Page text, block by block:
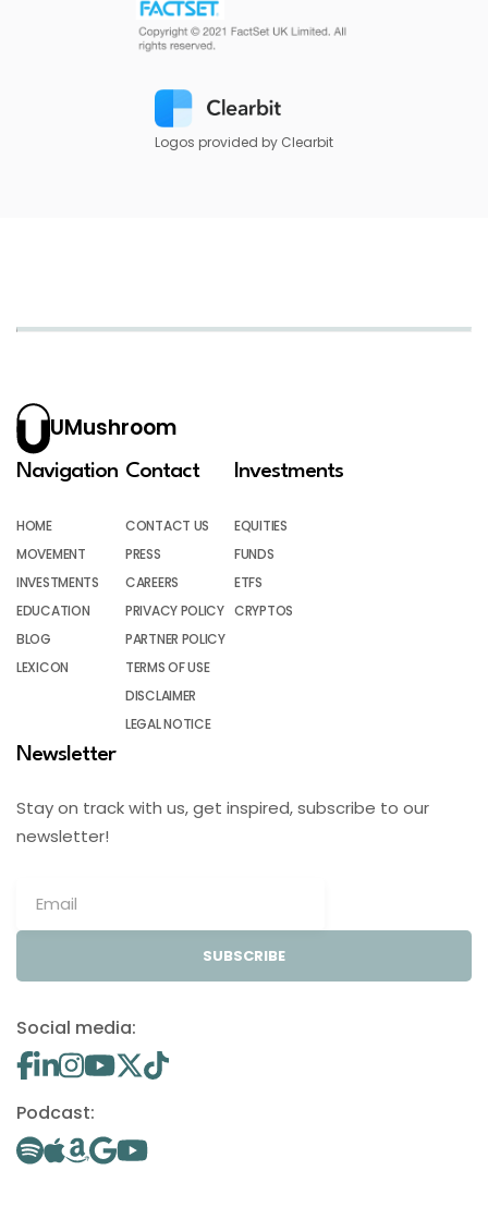
Logos provided by Clearbit
UMushroom
Navigation
HOME
MOVEMENT
INVESTMENTS
EDUCATION
BLOG
LEXICON
Contact
CONTACT US
PRESS
CAREERS
PRIVACY POLICY
PARTNER POLICY
TERMS OF USE
DISCLAIMER
LEGAL NOTICE
Investments
EQUITIES
FUNDS
ETFS
CRYPTOS
Newsletter
Stay on track with us, get inspired, subscribe to our
newsletter!
SUBSCRIBE
Social media:
Podcast: